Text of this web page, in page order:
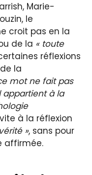
Marie-
le
croit pas en la
de la « toute
réflexions
la
mot ne fait pas
appartient à la
à la réflexion
», sans pour
affirmée.